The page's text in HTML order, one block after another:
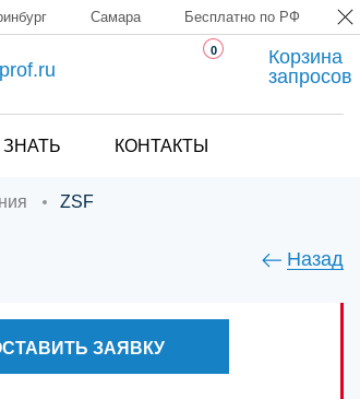
Самара Бесплатно по РФ
0
Корзина
запросов
КОНТАКТЫ
ZSF
Назад
ЗАЯВКУ